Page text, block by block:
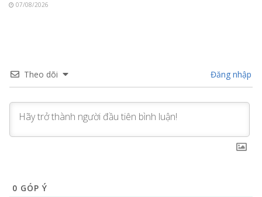
07/08/2026
Theo dõi Đăng nhập
0 GÓP Ý